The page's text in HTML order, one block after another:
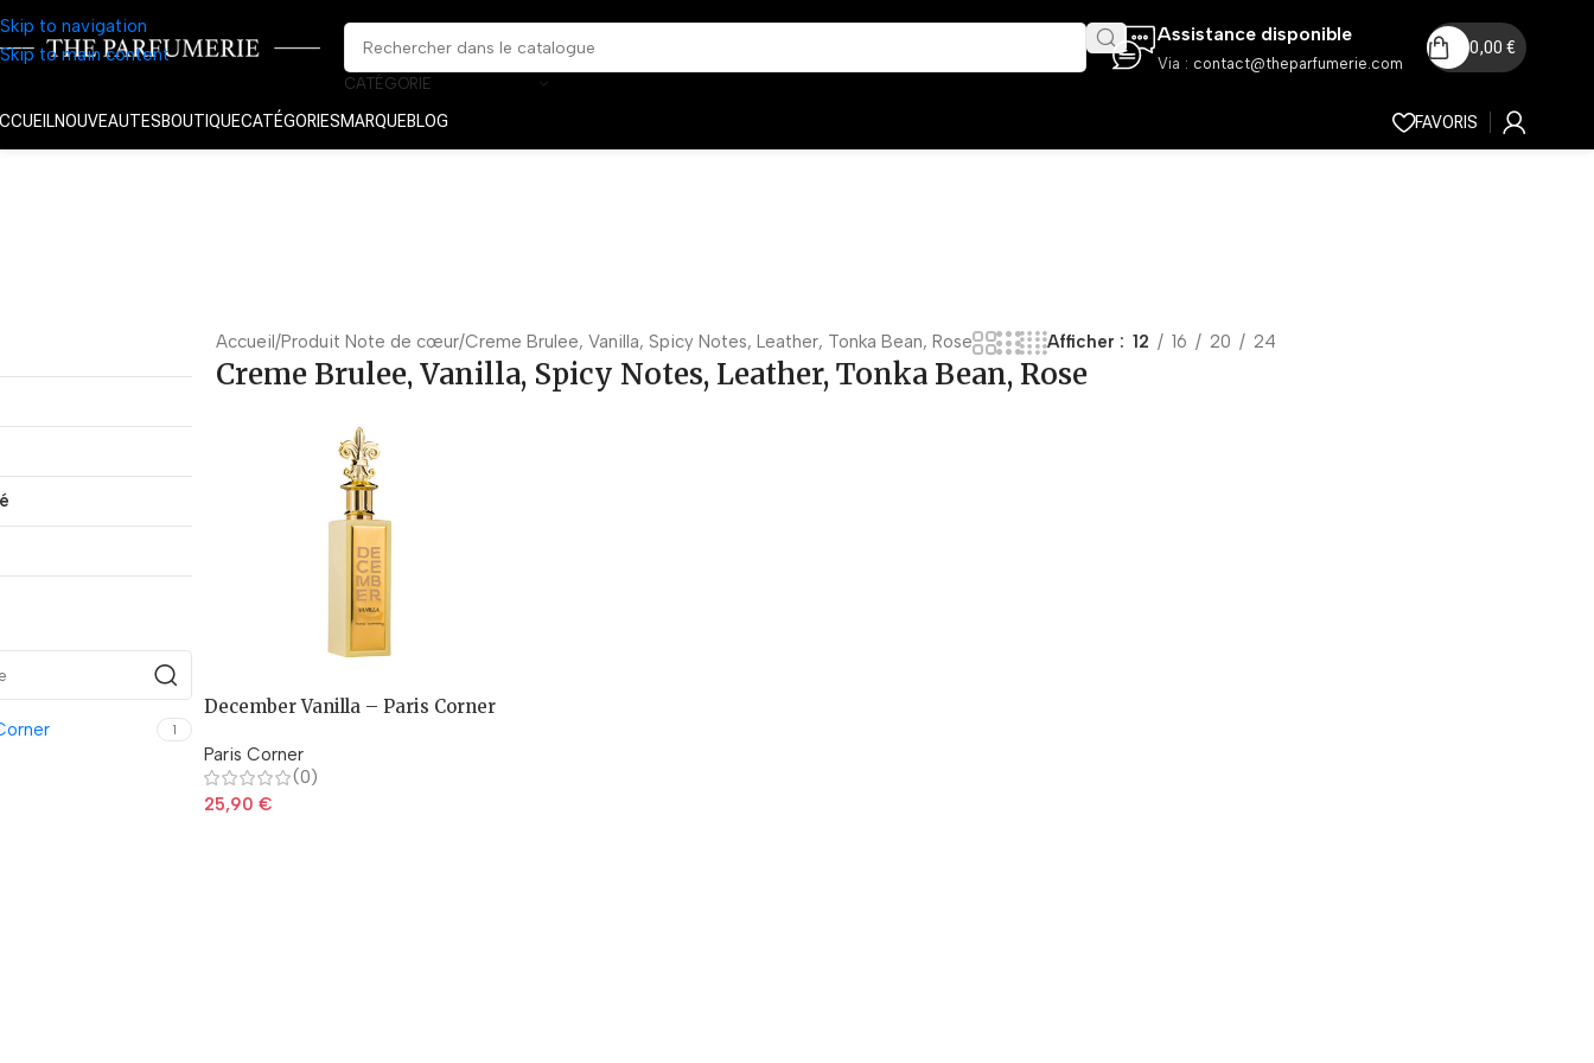
Skip to navigation
Skip to main content
CATÉGORIE
Assistance disponible
Via : contact@theparfumerie.com
0,00 €
NOUVEAUTESBOUTIQUECATÉGORIESMARQUEBLOG FAVORIS
1
Accueil Produit Note de cœur Creme Brulee, Vanilla, Spicy Notes, Leather, Tonka Bean, Rose Afficher 12 16 20 24
Creme Brulee, Vanilla, Spicy Notes, Leather, Tonka Bean, Rose
December Vanilla – Paris Corner
Paris Corner
(0)
25,90 €